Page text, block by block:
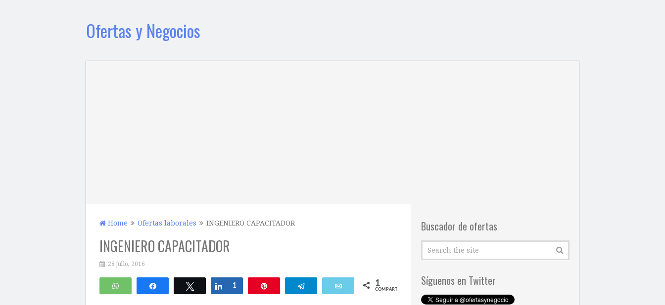
Ofertas y Negocios
Home Ofertas laborales INGENIERO CAPACITADOR
INGENIERO CAPACITADOR
28 julio, 2016
WhatsApp Compartir Twittear Compartir
1 Telegram Email 1
COMPARTIR
Buscador de ofertas
Síguenos en Twitter